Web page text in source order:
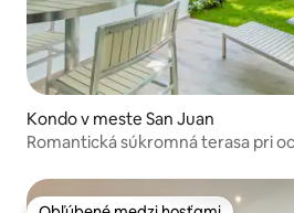
Kondo v meste San Juan
Romantická súkromná terasa pri